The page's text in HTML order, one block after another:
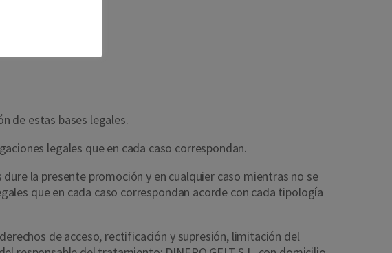
de estas bases legales.
legales que en cada caso correspondan.
la presente promoción y en cualquier caso mientras no se
que en cada caso correspondan acorde con cada tipología
de acceso, rectificación y supresión, limitación del